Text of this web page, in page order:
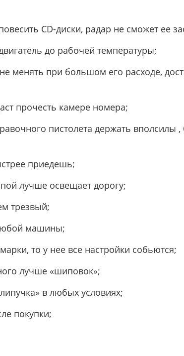
CD-диски, радар не сможет ее
до рабочей температуры;
менять при большом его расходе,
прочесть камере номера;
пистолета держать вполсилы ,
приедешь;
лучше освещает дорогу;
трезвый;
машины;
то у нее все настройки собьются;
лучше «шиповок»;
в любых условиях;
покупки;